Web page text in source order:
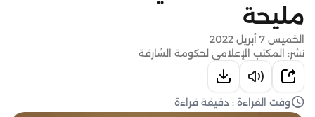
مليحة
الخميس 7 أبريل 2022
نشر: المكتب الإعلامي لحكومة الشارقة
وقت القراءة : دقيقة قراءة